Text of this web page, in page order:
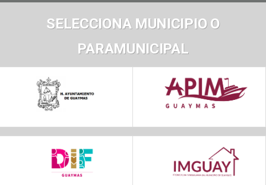
SELECCIONA MUNICIPIO O
PARAMUNICIPAL